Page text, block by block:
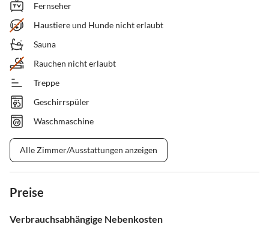
Fernseher
Haustiere und Hunde nicht erlaubt
Sauna
Rauchen nicht erlaubt
Treppe
Geschirrspüler
Waschmaschine
Alle Zimmer/Ausstattungen anzeigen
Preise
Verbrauchsabhängige Nebenkosten